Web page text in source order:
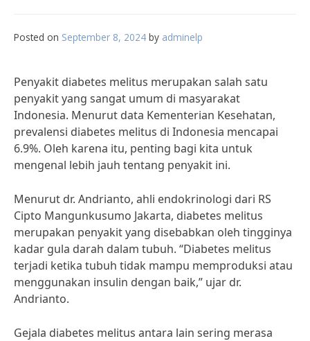
Posted on September 8, 2024 by adminelp
Penyakit diabetes melitus merupakan salah satu
penyakit yang sangat umum di masyarakat
Indonesia. Menurut data Kementerian Kesehatan,
prevalensi diabetes melitus di Indonesia mencapai
6.9%. Oleh karena itu, penting bagi kita untuk
mengenal lebih jauh tentang penyakit ini.
Menurut dr. Andrianto, ahli endokrinologi dari RS
Cipto Mangunkusumo Jakarta, diabetes melitus
merupakan penyakit yang disebabkan oleh tingginya
kadar gula darah dalam tubuh. “Diabetes melitus
terjadi ketika tubuh tidak mampu memproduksi atau
menggunakan insulin dengan baik,” ujar dr.
Andrianto.
Gejala diabetes melitus antara lain sering merasa